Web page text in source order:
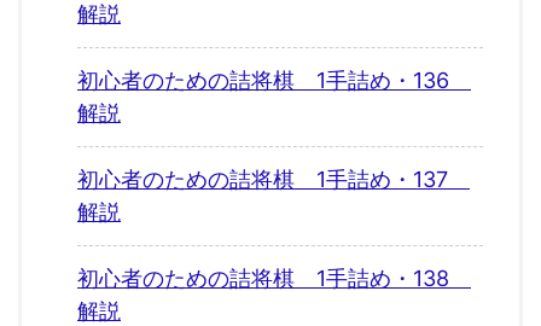
解説
初心者のための詰将棋 1手詰め・136
解説
初心者のための詰将棋 1手詰め・137
解説
初心者のための詰将棋 1手詰め・138
解説